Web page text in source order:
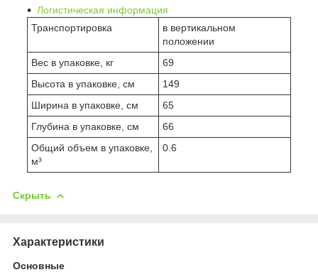
Логистическая информация
Транспортировка
в вертикальном
положении
Вес в упаковке, кг
69
Высота в упаковке, см
149
Ширина в упаковке, см
65
Глубина в упаковке, см
66
Общий объем в упаковке,
м³
0.6
Скрыть
Характеристики
Основные